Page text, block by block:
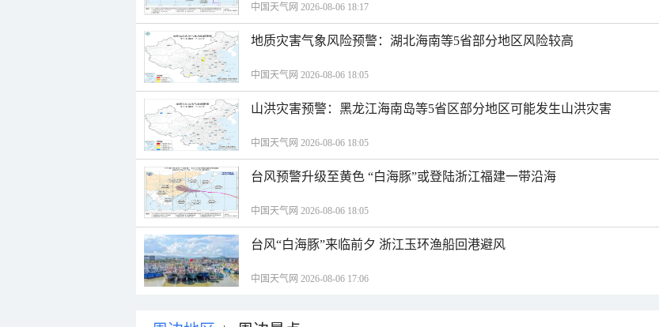
中国天气网 2026-08-06 18:17
地质灾害气象风险预警：湖北海南等5省部分地区风险较高
中国天气网 2026-08-06 18:05
山洪灾害预警：黑龙江海南岛等5省区部分地区可能发生山洪灾害
中国天气网 2026-08-06 18:05
台风预警升级至黄色 “白海豚”或登陆浙江福建一带沿海
中国天气网 2026-08-06 18:05
台风“白海豚”来临前夕 浙江玉环渔船回港避风
中国天气网 2026-08-06 17:06